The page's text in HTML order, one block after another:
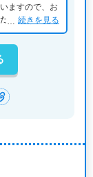
ますので、お
さった担当者
たです。
続きを見る